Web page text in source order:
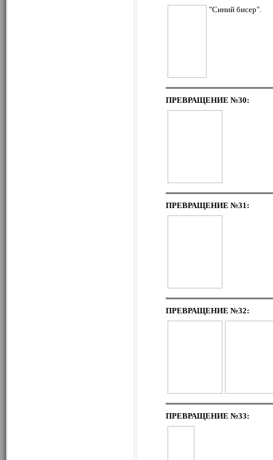
"Синий бисер".
ПРЕВРАЩЕНИЕ №30:
ПРЕВРАЩЕНИЕ №31:
ПРЕВРАЩЕНИЕ №32:
ПРЕВРАЩЕНИЕ №33: